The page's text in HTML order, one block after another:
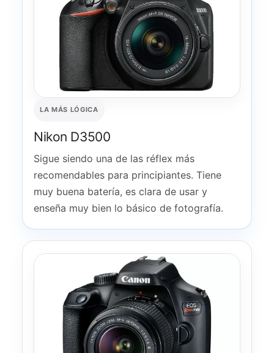
LA MÁS LÓGICA
Nikon D3500
Sigue siendo una de las réflex más
recomendables para principiantes. Tiene
muy buena batería, es clara de usar y
enseña muy bien lo básico de fotografía.